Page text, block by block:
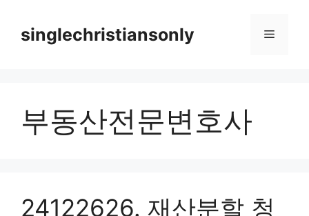
contentsinglechristiansonly Menu
부동산전문변호사
24122626. 재산분할 청